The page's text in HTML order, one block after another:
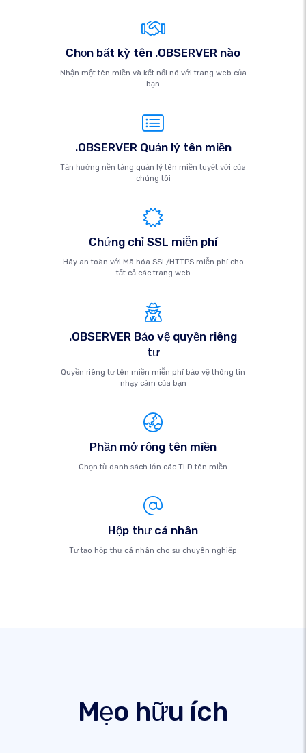
Chọn bất kỳ tên .OBSERVER nào
Nhận một tên miền và kết nối nó với trang web của
bạn
.OBSERVER Quản lý tên miền
Tận hưởng nền tảng quản lý tên miền tuyệt vời của
chúng tôi
Chứng chỉ SSL miễn phí
Hãy an toàn với Mã hóa SSL/HTTPS miễn phí cho
tất cả các trang web
.OBSERVER Bảo vệ quyền riêng
tư
Quyền riêng tư tên miền miễn phí bảo vệ thông tin
nhạy cảm của bạn
Phần mở rộng tên miền
Chọn từ danh sách lớn các TLD tên miền
Hộp thư cá nhân
Tự tạo hộp thư cá nhân cho sự chuyên nghiệp
Mẹo hữu ích